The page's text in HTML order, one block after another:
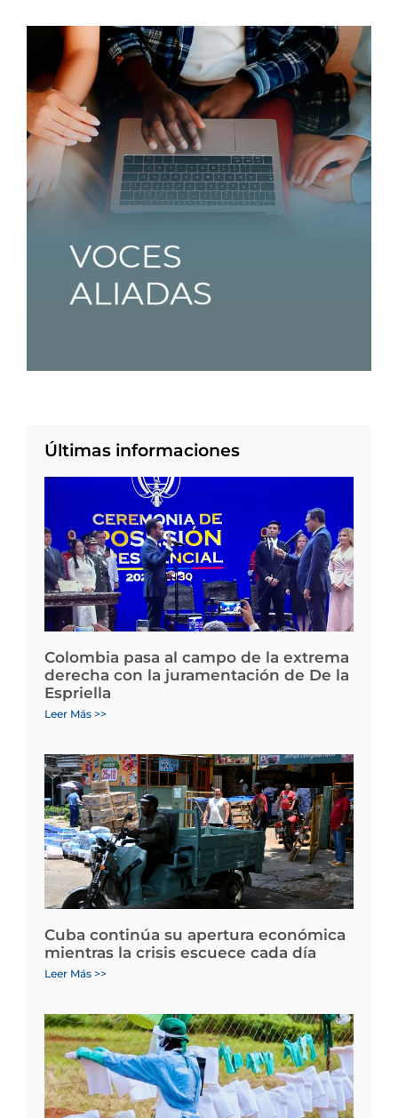
Últimas informaciones
Colombia pasa al campo de la extrema
derecha con la juramentación de De la
Espriella
Leer Más >>
Cuba continúa su apertura económica
mientras la crisis escuece cada día
Leer Más >>